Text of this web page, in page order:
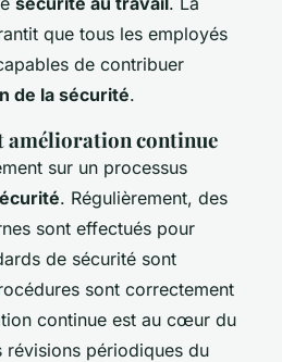
que tous les employés
de contribuer
de la sécurité.
amélioration continue
sur un processus
. Régulièrement, des
sont effectués pour
de sécurité sont
sont correctement
continue est au cœur du
révisions périodiques du